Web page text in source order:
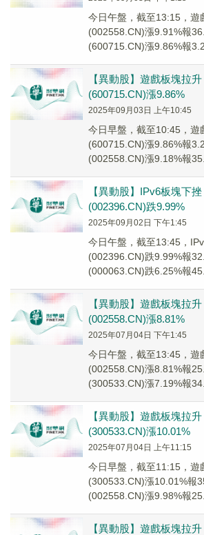
今日午盤，截至13:15，遊
(002558.CN)漲9.91%報
(600715.CN)漲9.86%報
【異動股】遊戲板塊拉
(600715.CN)漲9.86%
2025年09月03日 上午10:45
今日早盤，截至10:45，遊
(600715.CN)漲9.86%報
(002558.CN)漲9.18%報
【異動股】IPv6板塊下
(002396.CN)跌9.99%
2025年09月02日 下午1:45
今日午盤，截至13:45，
(002396.CN)跌9.99%報
(000063.CN)跌6.25%報
【異動股】遊戲板塊拉
(002558.CN)漲8.81%
2025年07月04日 下午1:45
今日午盤，截至13:45，遊
(002558.CN)漲8.81%報
(300533.CN)漲7.19%報
【異動股】遊戲板塊拉
(300533.CN)漲10.01%
2025年07月04日 上午11:15
今日早盤，截至11:15，遊
(300533.CN)漲10.01%報
(002558.CN)漲9.98%報
【異動股】遊戲板塊拉